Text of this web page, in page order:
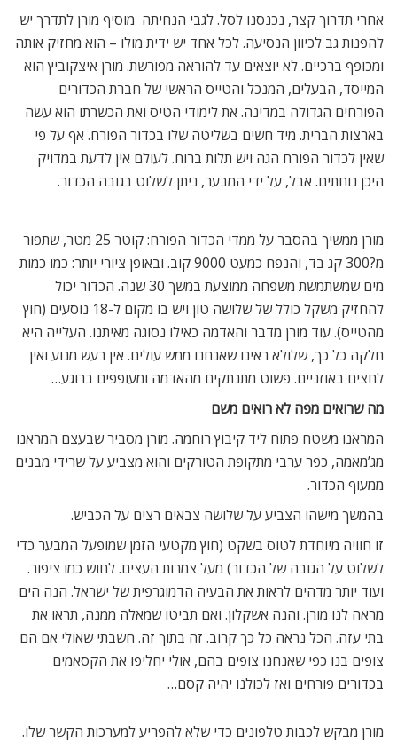
אחרי תדרוך קצר, נכנסנו לסל. לגבי הנחיתה  מוסיף מורן לתדרך יש
להפנות גב לכיוון הנסיעה. לכל אחד יש ידית מולו – הוא מחזיק אותה
ומכופף ברכיים. לא יוצאים עד להוראה מפורשת. מורן איצקוביץ הוא
המייסד, הבעלים, המנכל והטייס הראשי של חברת הכדורים
הפורחים הגדולה במדינה. את לימודי הטיס ואת הכשרתו הוא עשה
בארצות הברית. מיד חשים בשליטה שלו בכדור הפורח. אף על פי
שאין לכדור הפורח הגה ויש תלות ברוח. לעולם אין לדעת במדויק
היכן נוחתים. אבל, על ידי המבער, ניתן לשלוט בגובה הכדור.
מורן ממשיך בהסבר על ממדי הכדור הפורח: קוטר 25 מטר, שתפור
מ?300 קג בד, והנפח כמעט 9000 קוב. ובאופן ציורי יותר: כמו כמות
מים שמשתמשת משפחה ממוצעת במשך 30 שנה. הכדור יכול
להחזיק משקל כולל של שלושה טון ויש בו מקום ל-18 נוסעים (חוץ
מהטייס). עוד מורן מדבר והאדמה כאילו נסוגה מאיתנו. העלייה היא
חלקה כל כך, שלולא ראינו שאנחנו ממש עולים. אין רעש מנוע ואין
לחצים באוזניים. פשוט מתנתקים מהאדמה ומעופפים ברוגע…
מה שרואים מפה לא רואים משם
המראנו משטח פתוח ליד קיבוץ רוחמה. מורן מסביר שבעצם המראנו
מג’מאמה, כפר ערבי מתקופת הטורקים והוא מצביע על שרידי מבנים
ממעוף הכדור.
בהמשך מישהו הצביע על שלושה צבאים רצים על הכביש.
זו חוויה מיוחדת לטוס בשקט (חוץ מקטעי הזמן שמופעל המבער כדי
לשלוט על הגובה של הכדור) מעל צמרות העצים. לחוש כמו ציפור.
ועוד יותר מדהים לראות את הבעיה הדמוגרפית של ישראל. הנה הים 
מראה לנו מורן. והנה אשקלון. ואם תביטו שמאלה ממנה, תראו את
בתי עזה. הכל נראה כל כך קרוב. זה בתוך זה. חשבתי שאולי אם הם
צופים בנו כפי שאנחנו צופים בהם, אולי יחליפו את הקסאמים
בכדורים פורחים ואז לכולנו יהיה קסם…
מורן מבקש לכבות טלפונים כדי שלא להפריע למערכות הקשר שלו.